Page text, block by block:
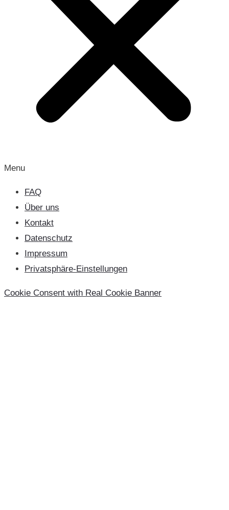
Menu
FAQ
Über uns
Kontakt
Datenschutz
Impressum
Privatsphäre-Einstellungen
Cookie Consent with Real Cookie Banner